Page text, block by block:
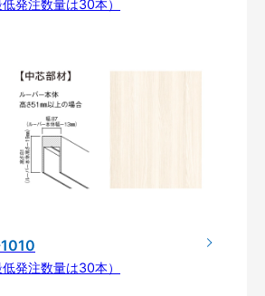
発注数量は30本）
発注数量は30本）